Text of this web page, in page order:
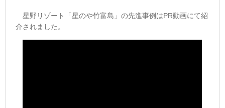
星野リゾー ト「星のや竹富島」の先進事例はPR動画にて紹
介されました。